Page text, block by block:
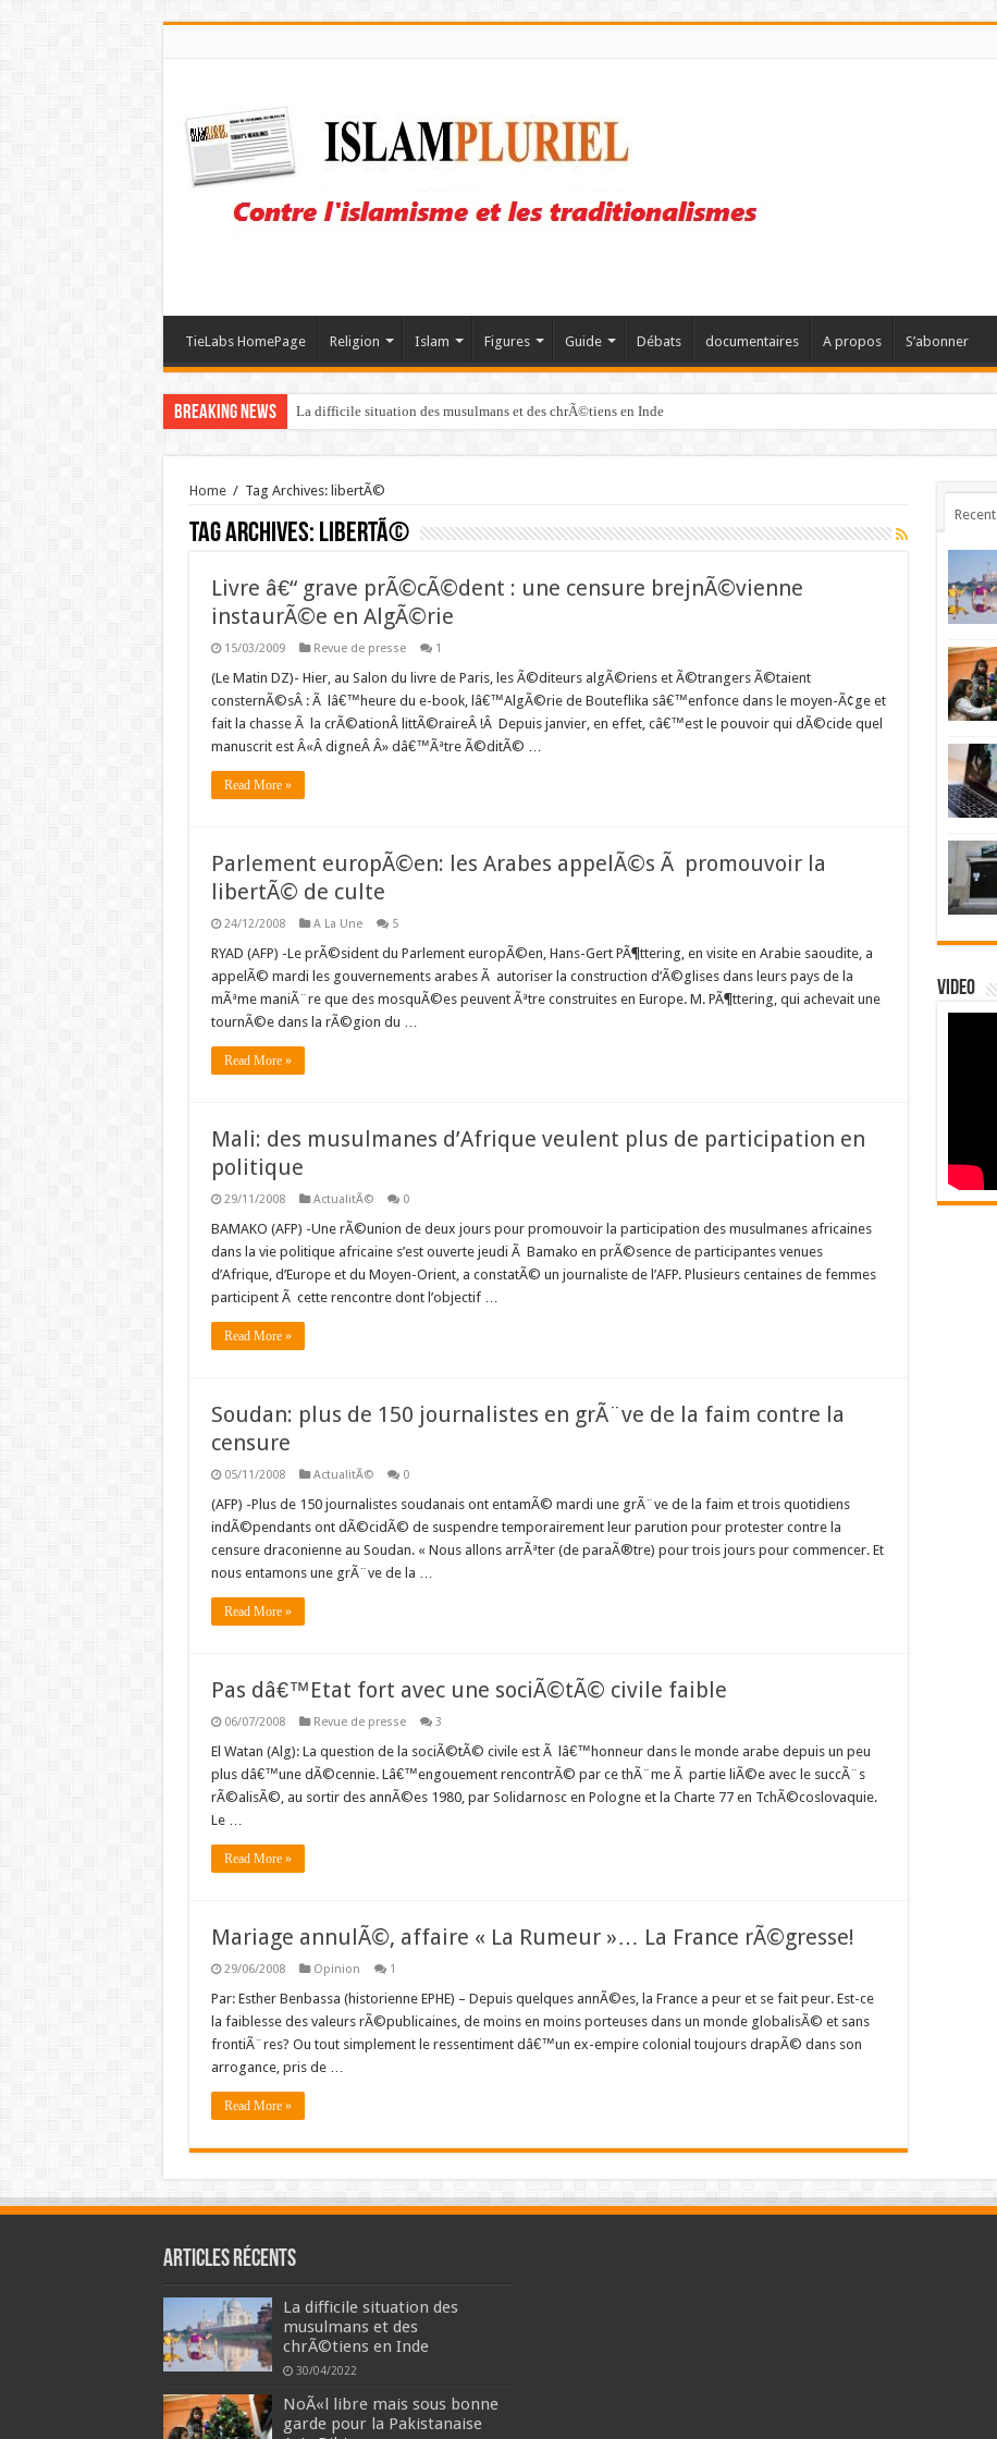
TieLabs HomePage Religion Islam Figures Guide Débats documentaires A propos S’abonner
Breaking News La difficile situation des musulmans et des chrÃ©tiens en Inde
Home / Tag Archives: libertÃ©
Tag Archives: libertÃ©
Livre â€“ grave prÃ©cÃ©dent : une censure brejnÃ©vienne
instaurÃ©e en AlgÃ©rie
15/03/2009 Revue de presse 1
(Le Matin DZ)- Hier, au Salon du livre de Paris, les Ã©diteurs algÃ©riens et Ã©trangers Ã©taient
consternÃ©sÂ : Ã lâ€™heure du e-book, lâ€™AlgÃ©rie de Bouteflika sâ€™enfonce dans le moyen-Ã¢ge et
fait la chasse Ã la crÃ©ationÂ littÃ©raireÂ !Â Depuis janvier, en effet, câ€™est le pouvoir qui dÃ©cide quel
manuscrit est Â«Â digneÂ Â» dâ€™Ãªtre Ã©ditÃ© …
Read More »
Parlement europÃ©en: les Arabes appelÃ©s Ã promouvoir la
libertÃ© de culte
24/12/2008 A La Une 5
RYAD (AFP) -Le prÃ©sident du Parlement europÃ©en, Hans-Gert PÃ¶ttering, en visite en Arabie saoudite, a
appelÃ© mardi les gouvernements arabes Ã autoriser la construction d’Ã©glises dans leurs pays de la
mÃªme maniÃ¨re que des mosquÃ©es peuvent Ãªtre construites en Europe. M. PÃ¶ttering, qui achevait une
tournÃ©e dans la rÃ©gion du …
Read More »
Mali: des musulmanes d’Afrique veulent plus de participation en
politique
29/11/2008 ActualitÃ© 0
BAMAKO (AFP) -Une rÃ©union de deux jours pour promouvoir la participation des musulmanes africaines
dans la vie politique africaine s’est ouverte jeudi Ã Bamako en prÃ©sence de participantes venues
d’Afrique, d’Europe et du Moyen-Orient, a constatÃ© un journaliste de l’AFP. Plusieurs centaines de femmes
participent Ã cette rencontre dont l’objectif …
Read More »
Soudan: plus de 150 journalistes en grÃ¨ve de la faim contre la
censure
05/11/2008 ActualitÃ© 0
(AFP) -Plus de 150 journalistes soudanais ont entamÃ© mardi une grÃ¨ve de la faim et trois quotidiens
indÃ©pendants ont dÃ©cidÃ© de suspendre temporairement leur parution pour protester contre la
censure draconienne au Soudan. « Nous allons arrÃªter (de paraÃ®tre) pour trois jours pour commencer. Et
nous entamons une grÃ¨ve de la …
Read More »
Pas dâ€™Etat fort avec une sociÃ©tÃ© civile faible
06/07/2008 Revue de presse 3
El Watan (Alg): La question de la sociÃ©tÃ© civile est Ã lâ€™honneur dans le monde arabe depuis un peu
plus dâ€™une dÃ©cennie. Lâ€™engouement rencontrÃ© par ce thÃ¨me Ã partie liÃ©e avec le succÃ¨s
rÃ©alisÃ©, au sortir des annÃ©es 1980, par Solidarnosc en Pologne et la Charte 77 en TchÃ©coslovaquie.
Le …
Read More »
Mariage annulÃ©, affaire « La Rumeur »… La France rÃ©gresse!
29/06/2008 Opinion 1
Par: Esther Benbassa (historienne EPHE) – Depuis quelques annÃ©es, la France a peur et se fait peur. Est-ce
la faiblesse des valeurs rÃ©publicaines, de moins en moins porteuses dans un monde globalisÃ© et sans
frontiÃ¨res? Ou tout simplement le ressentiment dâ€™un ex-empire colonial toujours drapÃ© dans son
arrogance, pris de …
Read More »
Recent
Video
Articles récents
La difficile situation des
musulmans et des
chrÃ©tiens en Inde
30/04/2022
NoÃ«l libre mais sous bonne
garde pour la Pakistanaise